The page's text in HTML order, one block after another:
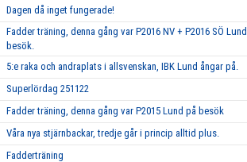
Dagen då inget fungerade!
Fadder träning, denna gång var P2016 NV + P2016 SÖ
besök.
5:e raka och andraplats i allsvenskan, IBK Lund ångar på.
Superlördag 251122
Fadder träning, denna gång var P2015 Lund på besök
Våra nya stjärnbackar, tredje går i princip alltid plus.
Fadderträning